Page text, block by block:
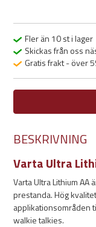
Fler än 10 st i lager
Skickas från oss
Gratis frakt - över
BESKRIVNING
Varta Ultra
Varta Ultra Lithium AA
prestanda. Hög
applikationsområden
walkie talkies.